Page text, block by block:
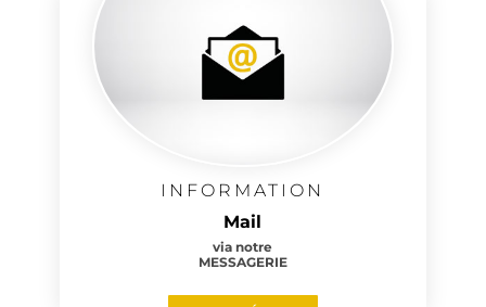
INFORMATION
Mail
via notre
MESSAGERIE